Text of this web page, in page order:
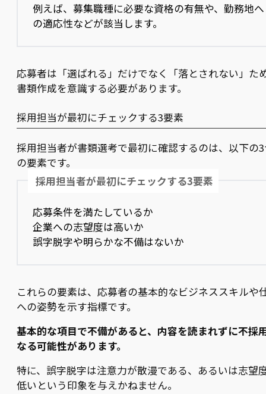
例えば、募集職種に必要な資格の有無や、勤務地へ
の適応性などが該当します。
応募者は「選ばれる」だけでなく「落とされない」た
書類作成を意識する必要があります。
採用担当が最初にチェックする3要素
採用担当者が書類選考で最初に確認するのは、以下の
の要素です。
採用担当者が最初にチェックする3要素
応募条件を満たしているか
企業への志望度は高いか
誤字脱字や明らかな不備はないか
これらの要素は、応募者の基本的なビジネススキルや
への姿勢を示す指標です。
基本的な項目で不備があると、内容を読まれずに不採
なる可能性があります。
特に、誤字脱字は注意力が散漫である、あるいは志望
低いという印象を与えかねません。